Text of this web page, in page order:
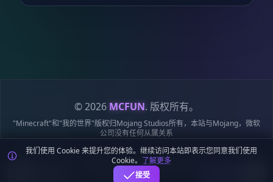
© 2026 MCFUN. 版权所有。
"Minecraft"和"我的世界"版权归Mojang Studios所有，本站与Mojang，微软
公司没有任何从属关系
隐私政策服务条款Cookie 政策站点地图鄂ICP备19018284号-6
鄂公网安备42018502009170号
麦块迷APP - 在这里总会找到你喜欢的MC基
我们使用 Cookie 来提升您的体验。继续访问本站即表示您同意我们使用
Cookie。 了解更多
接受